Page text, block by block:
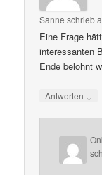
Sanne schrieb
Eine Frage
interessanten
Ende belohnt
Antworten ↓